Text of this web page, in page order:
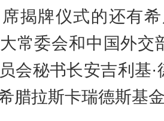
揭牌仪式的还有
常委会和中国外交
会秘书长安吉利基
腊拉斯卡瑞德斯基